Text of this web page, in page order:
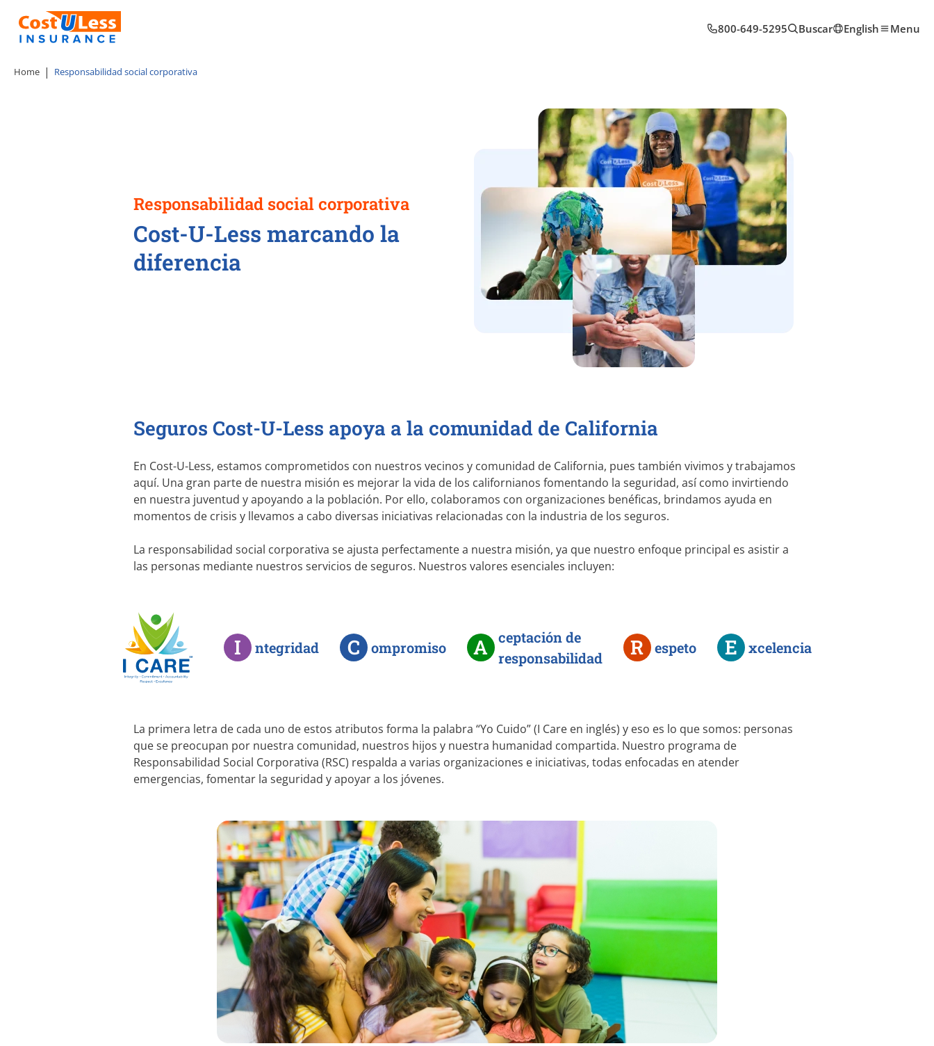
800-649-5295 Buscar English Menu
Home Responsabilidad social corporativa
Responsabilidad social corporativa
Cost-U-Less marcando la
diferencia
Seguros Cost-U-Less apoya a la comunidad de California
En Cost-U-Less, estamos comprometidos con nuestros vecinos y comunidad de California, pues también vivimos y trabajamos
aquí. Una gran parte de nuestra misión es mejorar la vida de los californianos fomentando la seguridad, así como invirtiendo
en nuestra juventud y apoyando a la población. Por ello, colaboramos con organizaciones benéficas, brindamos ayuda en
momentos de crisis y llevamos a cabo diversas iniciativas relacionadas con la industria de los seguros.
La responsabilidad social corporativa se ajusta perfectamente a nuestra misión, ya que nuestro enfoque principal es asistir a
las personas mediante nuestros servicios de seguros. Nuestros valores esenciales incluyen:
I ntegridad C ompromiso A
ceptación de
responsabilidad
R espeto E xcelencia
La primera letra de cada uno de estos atributos forma la palabra “Yo Cuido” (I Care en inglés) y eso es lo que somos: personas
que se preocupan por nuestra comunidad, nuestros hijos y nuestra humanidad compartida. Nuestro programa de
Responsabilidad Social Corporativa (RSC) respalda a varias organizaciones e iniciativas, todas enfocadas en atender
emergencias, fomentar la seguridad y apoyar a los jóvenes.